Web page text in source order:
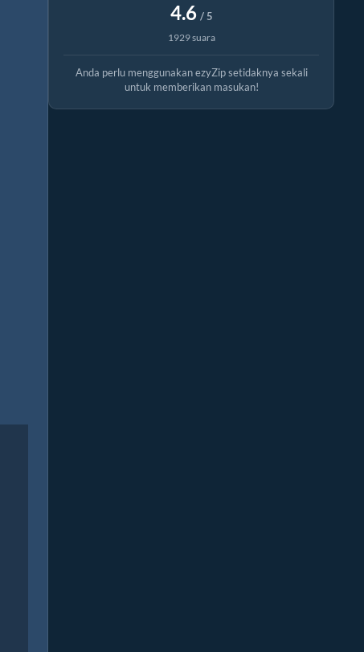
4.6 / 5
1929 suara
Anda perlu menggunakan ezyZip setidaknya sekali
untuk memberikan masukan!